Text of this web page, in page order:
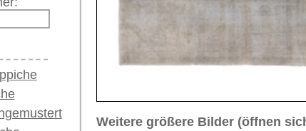
Bild Nr. 6
Artikelnummer:
Name/Provenienz:
Sivas, ca. 1920
Ursprungsland:
366 x 292 cm